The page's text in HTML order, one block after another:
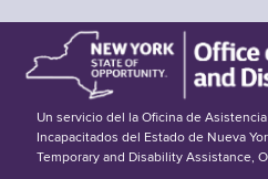
Un servicio del la Oficina de
Incapacitados del Estado de Nueva
Temporary and Disability Assistance,